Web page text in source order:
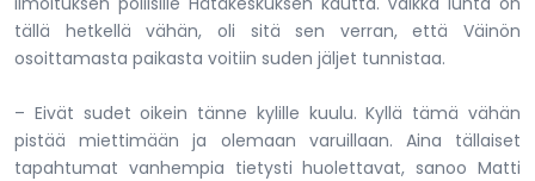
tällä hetkellä vähän, oli sitä sen verran, että Väinön
osoittamasta paikasta voitiin suden jäljet tunnistaa.
– Eivät sudet oikein tänne kylille kuulu. Kyllä tämä vähän
pistää miettimään ja olemaan varuillaan. Aina tällaiset
tapahtumat vanhempia tietysti huolettavat, sanoo Matti